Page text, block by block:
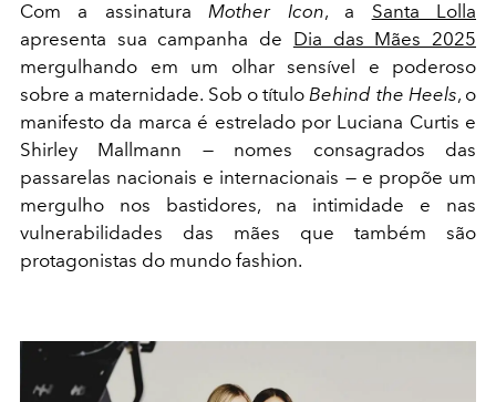
Com a assinaturaMother Icon, a Santa Lolla
apresenta sua campanha de Dia das Mães 2025
mergulhando em um olhar sensível e poderoso
sobre a maternidade. Sob o títuloBehind the Heels, o
manifesto da marca é estrelado por Luciana Curtis e
Shirley Mallmann — nomes consagrados das
passarelas nacionais e internacionais — e propõe um
mergulho nos bastidores, na intimidade e nas
vulnerabilidades das mães que também são
protagonistas do mundo fashion.